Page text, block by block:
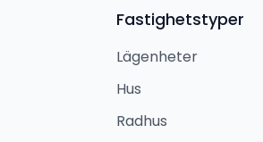
Fastighetstyper
Lägenheter
Hus
Radhus